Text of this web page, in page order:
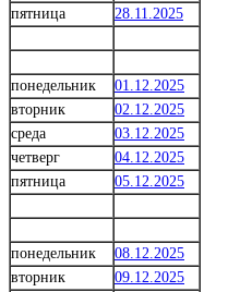
пятница
28.11.2025
понедельник
01.12.2025
вторник
02.12.2025
среда
03.12.2025
четверг
04.12.2025
пятница
05.12.2025
понедельник
08.12.2025
вторник
09.12.2025